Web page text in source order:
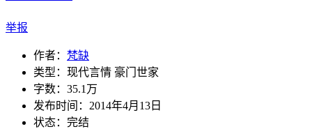
举报
作者： 梵缺
类型：现代言情 豪门世家
字数：35.1万
发布时间：2014年4月13日
状态：完结